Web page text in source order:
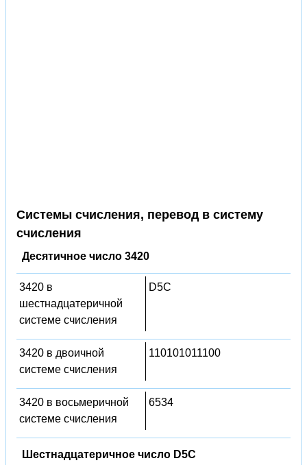
Системы счисления, перевод в систему
счисления
Десятичное число 3420
3420 в
шестнадцатеричной
системе счисления
D5C
3420 в двоичной
системе счисления
110101011100
3420 в восьмеричной
системе счисления
6534
Шестнадцатеричное число D5C